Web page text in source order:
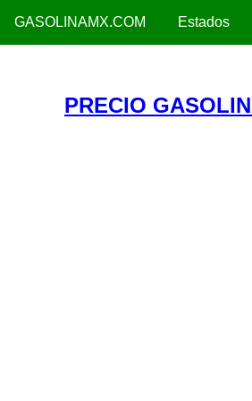
GASOLINAMX.COM Estados
PRECIO